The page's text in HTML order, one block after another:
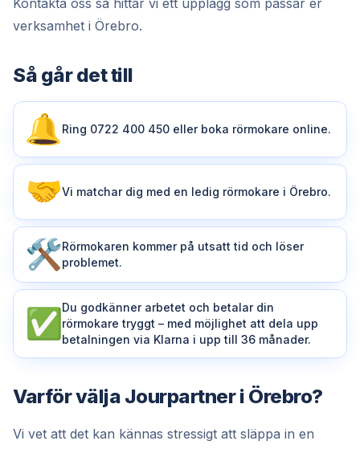
Kontakta oss så hittar vi ett upplägg som passar er
verksamhet i Örebro.
Så går det till
Ring 0722 400 450 eller boka rörmokare online.
Vi matchar dig med en ledig rörmokare i Örebro.
Rörmokaren kommer på utsatt tid och löser
problemet.
Du godkänner arbetet och betalar din
rörmokare tryggt – med möjlighet att dela upp
betalningen via Klarna i upp till 36 månader.
Varför välja Jourpartner i Örebro?
Vi vet att det kan kännas stressigt att släppa in en